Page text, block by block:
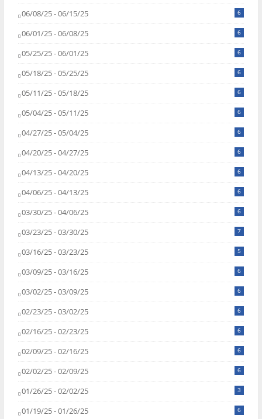
06/08/25 - 06/15/25 6
06/01/25 - 06/08/25 6
05/25/25 - 06/01/25 6
05/18/25 - 05/25/25 6
05/11/25 - 05/18/25 6
05/04/25 - 05/11/25 6
04/27/25 - 05/04/25 6
04/20/25 - 04/27/25 6
04/13/25 - 04/20/25 6
04/06/25 - 04/13/25 6
03/30/25 - 04/06/25 6
03/23/25 - 03/30/25 7
03/16/25 - 03/23/25 5
03/09/25 - 03/16/25 6
03/02/25 - 03/09/25 6
02/23/25 - 03/02/25 6
02/16/25 - 02/23/25 6
02/09/25 - 02/16/25 6
02/02/25 - 02/09/25 6
01/26/25 - 02/02/25 3
01/19/25 - 01/26/25 6